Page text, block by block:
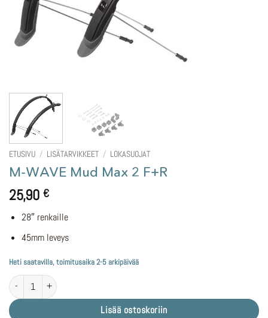
ETUSIVU / LISÄTARVIKKEET / LOKASUOJAT
M-WAVE Mud Max 2 F+R
25,90 €
28″ renkaille
45mm leveys
Heti saatavilla, toimitusaika 2-5 arkipäivää
M-WAVE Mud Max 2 F+R määrä
Lisää ostoskoriin